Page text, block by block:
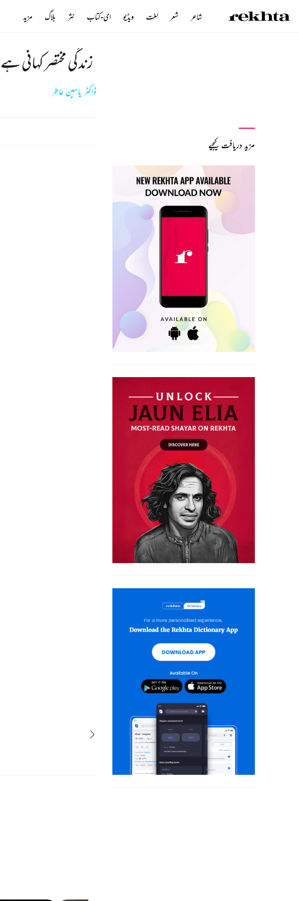
زندگی مختصر کہانی ہے
ڈاکٹر یاسین عاطر
مزید دریافت کیجیے
شاعر شعر لغت ویڈیو ای-کتاب نثر بلاگ مزید